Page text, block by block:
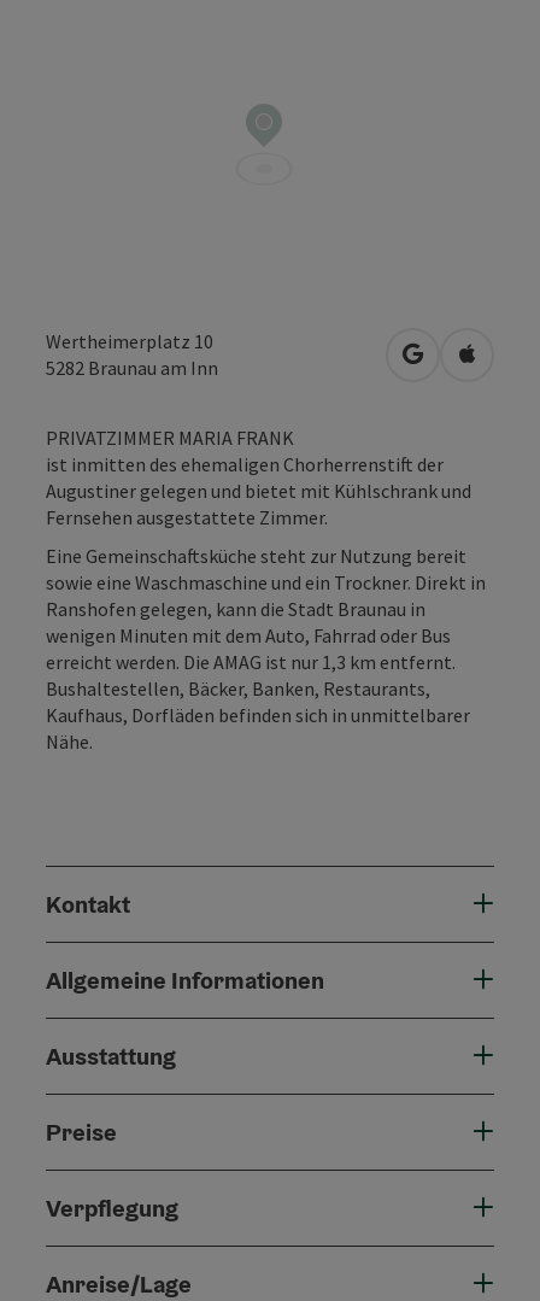
Wertheimerplatz 10
5282 Braunau am Inn in Google
in
PRIVATZIMMER MARIA FRANK
ist inmitten des ehemaligen Chorherrenstift der
Augustiner gelegen und bietet mit Kühlschrank und
Fernsehen ausgestattete Zimmer.
Eine Gemeinschaftsküche steht zur Nutzung bereit
sowie eine Waschmaschine und ein Trockner. Direkt in
Ranshofen gelegen, kann die Stadt Braunau in
wenigen Minuten mit dem Auto, Fahrrad oder Bus
erreicht werden. Die AMAG ist nur 1,3 km entfernt.
Bushaltestellen, Bäcker, Banken, Restaurants,
Kaufhaus, Dorfläden befinden sich in unmittelbarer
Nähe.
Kontakt
Allgemeine Informationen
Ausstattung
Preise
Verpflegung
Anreise/Lage